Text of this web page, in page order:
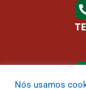
Nós usamos